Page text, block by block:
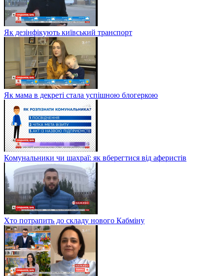
Як дезінфікують київський транспорт
Як мама в декреті стала успішною блогеркою
Комунальники чи шахраї: як вберегтися від аферистів
Хто потрапить до складу нового Кабміну